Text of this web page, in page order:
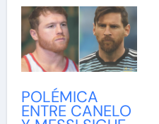
POLÉMICA
ENTRE CANELO